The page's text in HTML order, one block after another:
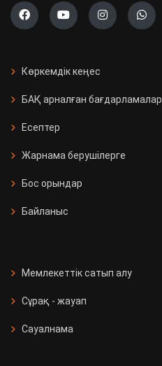
Көркемдік кеңес
БАҚ арналған бағдарламалар
Есептер
Жарнама берушілерге
Бос орындар
Байланыс
Мемлекеттік сатып алу
Сұрақ - жауап
Сауалнама